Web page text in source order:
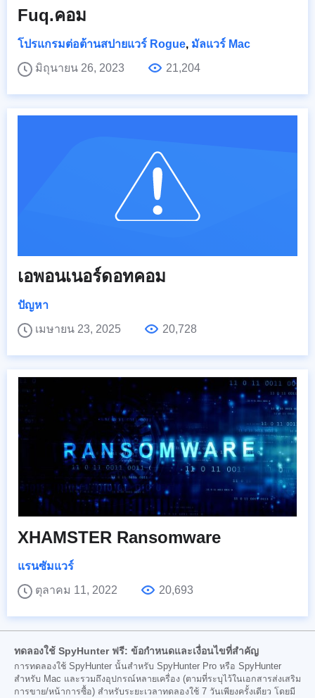
Fuq.คอม
โปรแกรมต่อต้านสปายแวร์ Rogue, มัลแวร์ Mac
มิถุนายน 26, 2023
21,204
เอพอนเนอร์ดอทคอม
ปัญหา
เมษายน 23, 2025
20,728
XHAMSTER Ransomware
แรนซัมแวร์
ตุลาคม 11, 2022
20,693
ทดลองใช้ SpyHunter ฟรี: ข้อกำหนดและเงื่อนไขที่สำคัญ
การทดลองใช้ SpyHunter นั้นสำหรับ SpyHunter Pro หรือ SpyHunter
สำหรับ Mac และรวมถึงอุปกรณ์หลายเครื่อง (ตามที่ระบุไว้ในเอกสารส่งเสริม
การขาย/หน้าการซื้อ) สำหรับระยะเวลาทดลองใช้ 7 วันเพียงครั้งเดียว โดยมี